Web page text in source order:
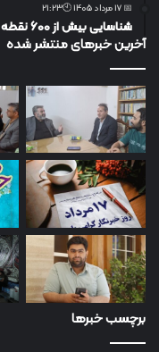
📅 17 مرداد 1405 🕙21:23
شناسایی بیش از ۶۰۰ نقطه برای پناهگاه
آخرین خبرهای منتشر شده
برچسب خبرها